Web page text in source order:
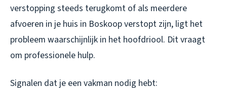
verstopping steeds terugkomt of als meerdere
afvoeren in je huis in Boskoop verstopt zijn, ligt het
probleem waarschijnlijk in het hoofdriool. Dit vraagt
om professionele hulp.
Signalen dat je een vakman nodig hebt: